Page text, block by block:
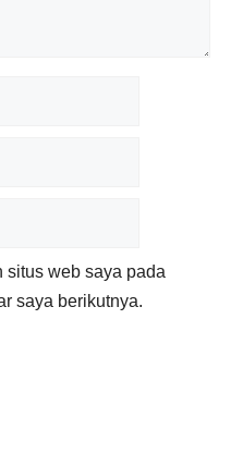
situs web saya pada
saya berikutnya.